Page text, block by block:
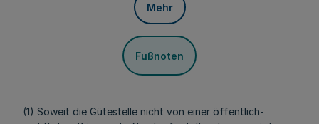
Mehr
Fußnoten
(1) Soweit die Gütestelle nicht von einer öffentlich-